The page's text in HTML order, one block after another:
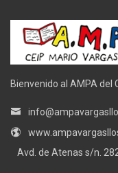
Bienvenido al AMPA del
Avd. de Atenas s/n.